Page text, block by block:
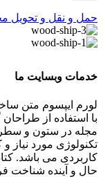
حمل و نقل و تحویل
خدمات وبسایت ما
لورم ایپسوم متن
با استفاده از
مجله در ستون و
تکنولوژی مورد نیاز و
کاربردی می باشد.
حال و آینده شناخت